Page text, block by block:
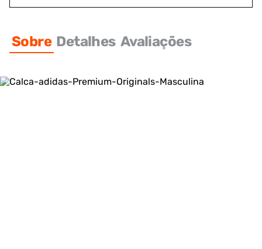
Sobre Detalhes Avaliações